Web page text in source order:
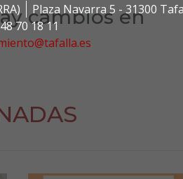
Plaza Navarra 5 - 31300
70 18 11
cambios en